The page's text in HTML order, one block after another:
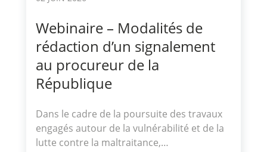
Webinaire – Modalités de
rédaction d’un signalement
au procureur de la
République
Dans le cadre de la poursuite des travaux
engagés autour de la vulnérabilité et de la
lutte contre la maltraitance,…